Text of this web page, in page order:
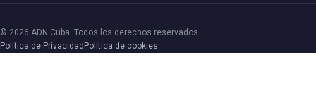
© 2026 ADN Cuba. Todos los derechos reservados.
Política de Privacidad Política de cookies